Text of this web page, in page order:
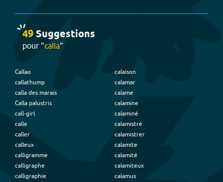
49Suggestions
pour "calla"
Callao
callathump
calla des marais
Calla palustris
call-girl
calle
caller
calleux
calligramme
calligraphe
calligraphie
calaison
calamar
calame
calamine
calaminé
calamistré
calamistrer
calamite
calamité
calamiteux
calamus